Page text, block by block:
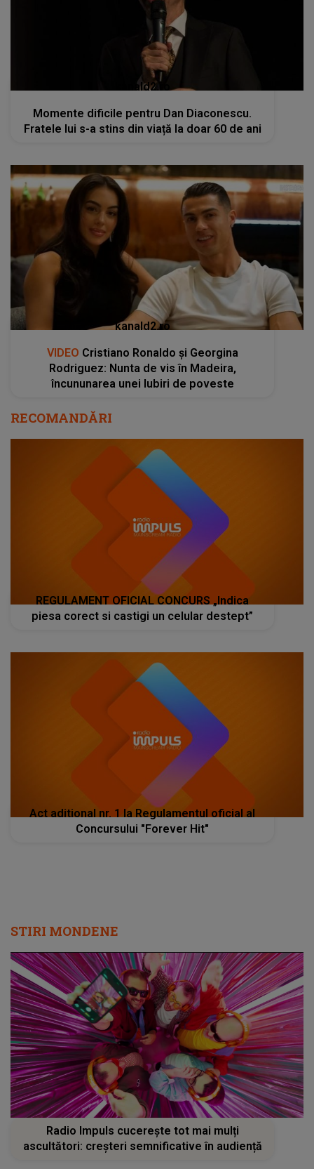
kanald2.ro
Momente dificile pentru Dan Diaconescu.
Fratele lui s-a stins din viață la doar 60 de ani
kanald2.ro
VIDEO Cristiano Ronaldo și Georgina
Rodriguez: Nunta de vis în Madeira,
încununarea unei Iubiri de poveste
RECOMANDĂRI
REGULAMENT OFICIAL CONCURS „Indica
piesa corect si castigi un celular destept”
Act aditional nr. 1 la Regulamentul oficial al
Concursului "Forever Hit"
STIRI MONDENE
Radio Impuls cucerește tot mai mulți
ascultători: creșteri semnificative în audiență